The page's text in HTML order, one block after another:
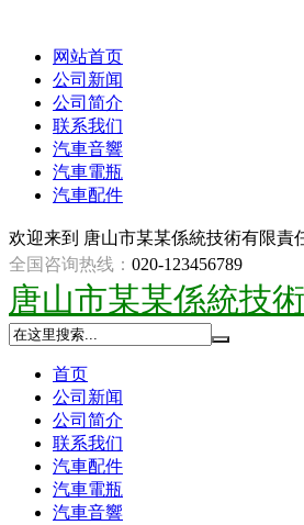
网站首页
公司新闻
公司简介
联系我们
汽車音響
汽車電瓶
汽車配件
欢迎来到 唐山市某某係統技術有限責
全国咨询热线： 020-123456789
唐山市某某係統技
首页
公司新闻
公司简介
联系我们
汽車配件
汽車電瓶
汽車音響